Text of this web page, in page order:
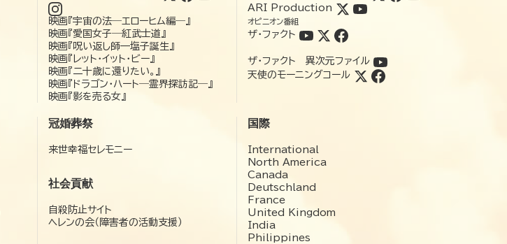
映画『宇宙の法―エローヒム編―』
映画『愛国女子―紅武士道』
映画『呪い返し師—塩子誕生』
映画『レット・イット・ビー』
映画『二十歳に還りたい。』
映画『ドラゴン・ハート―霊界探訪記―』
映画『影を売る女』
ARI Production
オピニオン番組
ザ・ファクト
ザ・ファクト 異次元ファイル
天使のモーニングコール
冠婚葬祭
来世幸福セレモニー
社会貢献
自殺防止サイト
ヘレンの会（障害者の活動支援）
国際
International
North America
Canada
Deutschland
France
United Kingdom
India
Philippines